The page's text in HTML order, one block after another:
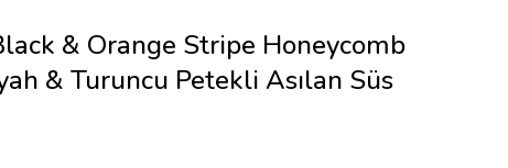
& Orange Stripe Honeycomb
& Turuncu Petekli Asılan Süs